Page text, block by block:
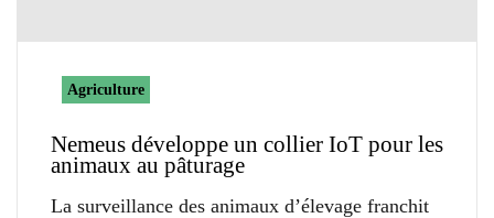
Agriculture
Nemeus développe un collier IoT pour les
animaux au pâturage
La surveillance des animaux d’élevage franchit